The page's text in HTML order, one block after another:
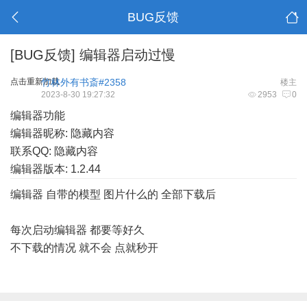
BUG反馈
[BUG反馈] 编辑器启动过慢
点击重新加载 楼主
竹林外有书斎#2358
2953 0
2023-8-30 19:27:32
编辑器功能
编辑器昵称: 隐藏内容
联系QQ: 隐藏内容
编辑器版本: 1.2.44
编辑器 自带的模型 图片什么的 全部下载后
每次启动编辑器 都要等好久
不下载的情况 就不会 点就秒开